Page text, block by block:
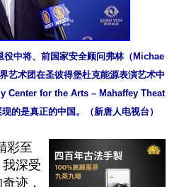
役中将、前国家安全顾问弗林（Michae
艺术团在圣彼得堡杜克能源表演艺术中
Center for the Arts – Mahaffey Theat
的是真正的中国。（新唐人电视台）
彩至
深受
迹，